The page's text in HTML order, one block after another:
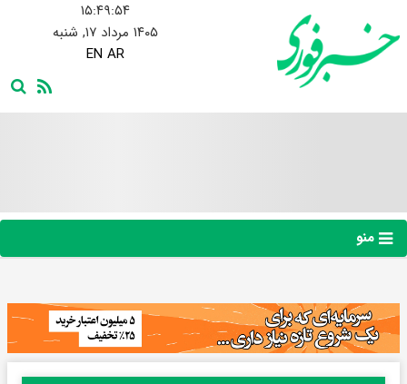
۱۵:۴۹:۵۵
۱۴۰۵ مرداد ۱۷, شنبه
EN AR
منو